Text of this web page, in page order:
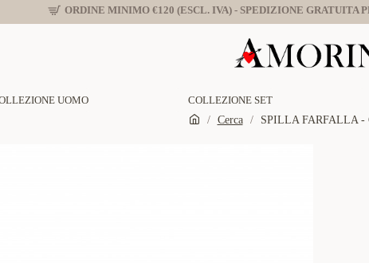
ORDINE MINIMO €120 (ESCL. IVA) - SPEDIZIONE GRATUITA
UOMO COLLEZIONE SET
Cerca
SPILLA FARFALLA -